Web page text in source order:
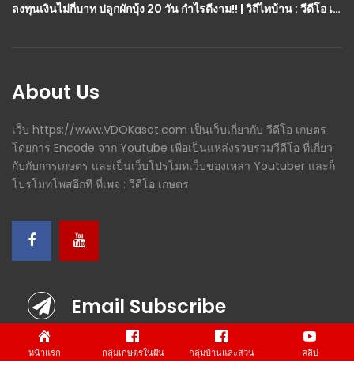
ลงทุนเงินไม่กี่บาท ปลูกผักบุ้ง 20 วัน กำไรดีงาม!! | วิถีไทบ้าน : วีดีโอ เกษตร
About Us
เว็บ https://www.VDOKaset.com เป็นเว็บเกี่ยวกับ วีดีโอ เกษตร
โดยการ Encode จาก Youtube เพื่อเป็นแหล่งรวบรวมวีดีโอ ที่เกี่ยว
กับกับการเกษตร และเป็นเว็บโปรโมทเว็บของเหล่า Youtuber และก็
โปรโมทโพสอีกที ที่เพจ : วีดีโอ เกษตร
Email Subscribe
Info before Subscribe form
หน้าแรก กลุ่มเกษตรในฝัน กลุ่มบ้านและสวน คลิป